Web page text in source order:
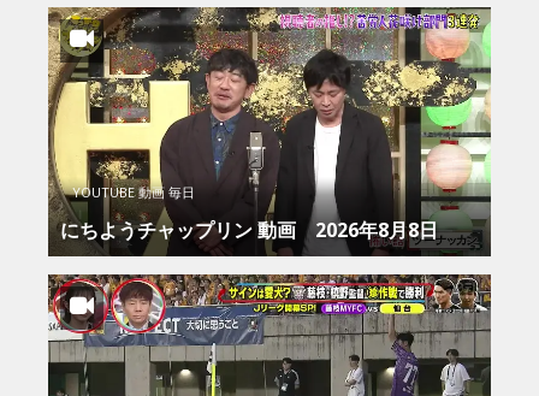
YOUTUBE 動画 毎日
にちようチャップリン 動画 2026年8月8日